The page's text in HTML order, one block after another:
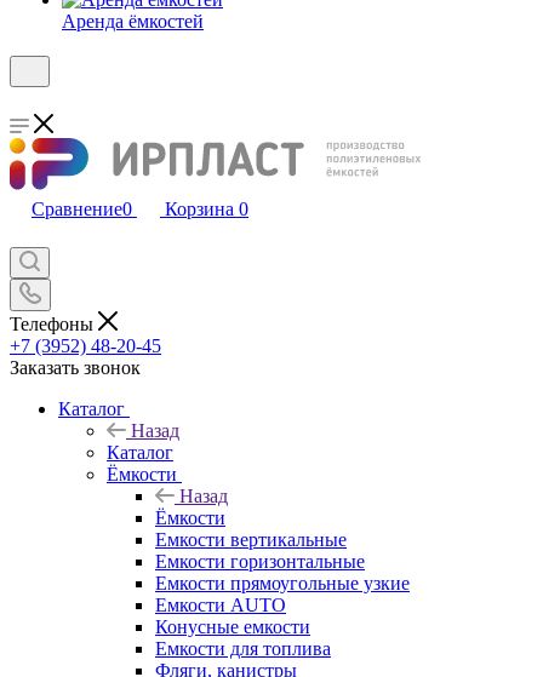
Аренда ёмкостей
Сравнение0 Корзина 0
Телефоны
+7 (3952) 48-20-45
Заказать звонок
Каталог
Назад
Каталог
Ёмкости
Назад
Ёмкости
Емкости вертикальные
Емкости горизонтальные
Емкости прямоугольные узкие
Емкости АUТО
Конусные емкости
Емкости для топлива
Фляги, канистры